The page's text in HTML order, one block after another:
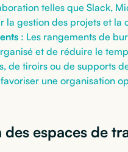
telles que Slack,
la gestion des projets et la
: Les rangements de
et de réduire le
de tiroirs ou de supports
une organisation
espaces de